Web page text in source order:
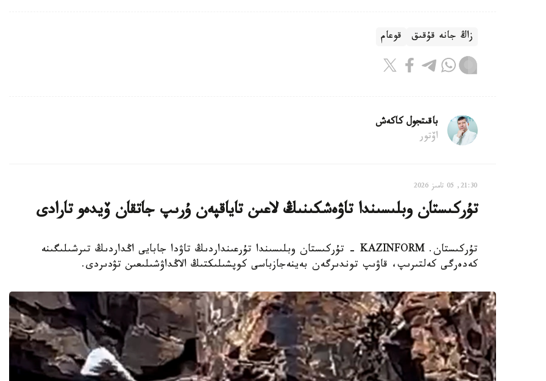
زاڭ جانە قۇقىق قوعام
باقىتجول كاكەش
اۆتور
21:30, 05 تامىز 2026
تۇركىستان وبلىسىندا تاۋەشكىنىڭ لاعىن تاياقپەن ۇرىپ جاتقان ۆيدەو تارادى
تۇركىستان. KAZINFORM - تۇركىستان وبلىسىندا تۇرعىنداردىڭ تاۋدا جابايى اڭداردىڭ تىرشىلىگىنە
كەدەرگى كەلتىرىپ، قاۋىپ توندىرگەن بەينەجازباسى كوپشىلىكتىڭ الاڭداۋشىلىعىن تۋدىردى.